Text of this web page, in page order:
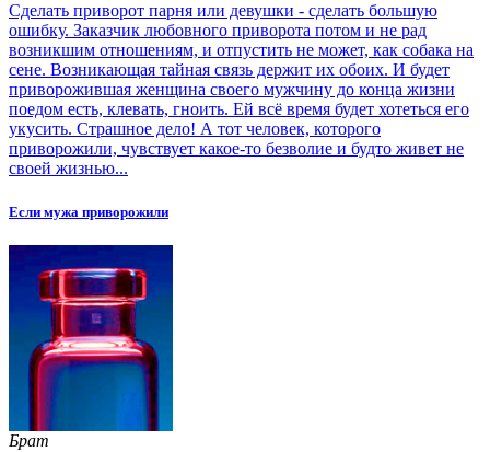
Сделать приворот парня или девушки - сделать большую
ошибку. Заказчик любовного приворота потом и не рад
возникшим отношениям, и отпустить не может, как собака на
сене. Возникающая тайная связь держит их обоих. И будет
приворожившая женщина своего мужчину до конца жизни
поедом есть, клевать, гноить. Ей всё время будет хотеться его
укусить. Страшное дело! А тот человек, которого
приворожили, чувствует какое-то безволие и будто живет не
своей жизнью...
Если мужа приворожили
Брат